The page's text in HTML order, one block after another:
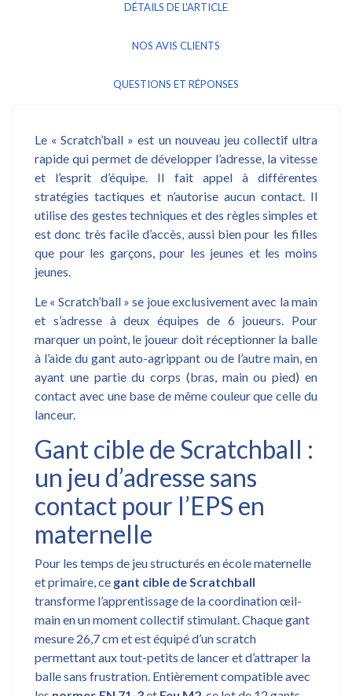
DÉTAILS DE L'ARTICLE
NOS AVIS CLIENTS
QUESTIONS ET RÉPONSES
Le « Scratch’ball » est un nouveau jeu collectif ultra
rapide qui permet de développer l’adresse, la vitesse
et l’esprit d’équipe. Il fait appel à différentes
stratégies tactiques et n’autorise aucun contact. Il
utilise des gestes techniques et des règles simples et
est donc très facile d’accès, aussi bien pour les filles
que pour les garçons, pour les jeunes et les moins
jeunes.
Le « Scratch’ball » se joue exclusivement avec la main
et s’adresse à deux équipes de 6 joueurs. Pour
marquer un point, le joueur doit réceptionner la balle
à l’aide du gant auto-agrippant ou de l’autre main, en
ayant une partie du corps (bras, main ou pied) en
contact avec une base de même couleur que celle du
lanceur.
Gant cible de Scratchball :
un jeu d’adresse sans
contact pour l’EPS en
maternelle
Pour les temps de jeu structurés en école maternelle
et primaire, ce gant cible de Scratchball
transforme l’apprentissage de la coordination œil-
main en un moment collectif stimulant. Chaque gant
mesure 26,7 cm et est équipé d’un scratch
permettant aux tout-petits de lancer et d’attraper la
balle sans frustration. Entièrement compatible avec